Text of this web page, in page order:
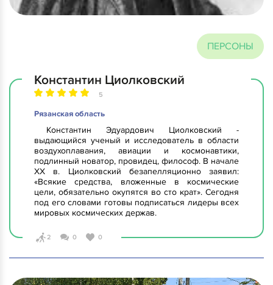
ПЕРСОНЫ
Константин Циолковский
5
Рязанская область
Константин Эдуардович Циолковский -
выдающийся ученый и исследователь в области
воздухоплавания, авиации и космонавтики,
подлинный новатор, провидец, философ. В начале
XX в. Циолковский безапелляционно заявил:
«Всякие средства, вложенные в космические
цели, обязательно окупятся во сто крат». Сегодня
под его словами готовы подписаться лидеры всех
мировых космических держав.
2 0 0